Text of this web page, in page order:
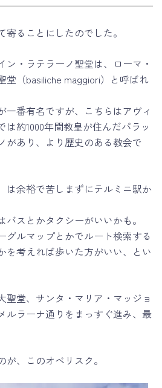
ることにしたのでした。
ン・ラテラーノ聖堂は、ローマ・
堂（basiliche maggiori）と呼ばれ
一番有名ですが、こちらはアヴィ
は約1000年間教皇が住んだパラッ
があり、より歴史のある教会で
は余裕で苦しまずにテルミニ駅か
スとかタクシーがいいかも。
グルマップとかでルート検索する
を考えれば歩いた方がいい、とい
聖堂、サンタ・マリア・マッジョ
ルラーナ通りをまっすぐ進み、最
、このオベリスク。